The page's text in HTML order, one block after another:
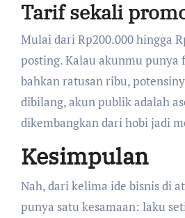
Tarif sekali
Mulai dari Rp200.000 hingga
posting. Kalau akunmu punya
bahkan ratusan ribu,
dibilang, akun publik adalah
dikembangkan dari hobi jadi
Kesimpulan
Nah, dari kelima ide bisnis di
punya satu kesamaan: laku